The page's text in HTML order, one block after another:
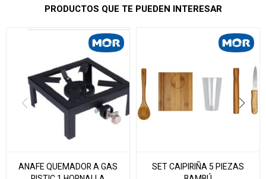
PRODUCTOS QUE TE PUEDEN INTERESAR
ANAFE QUEMADOR A GAS
SET CAIPIRIÑA 5 PIEZAS